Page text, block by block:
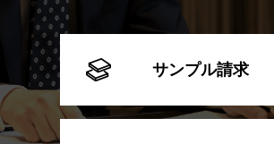
サンプル請求